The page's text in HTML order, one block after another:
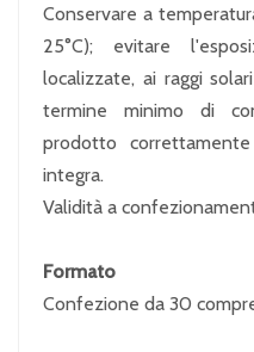
Conservare a
25°C); evitare
localizzate, ai raggi
termine minimo di
prodotto
integra.
Validità a
Formato
Confezione da 30